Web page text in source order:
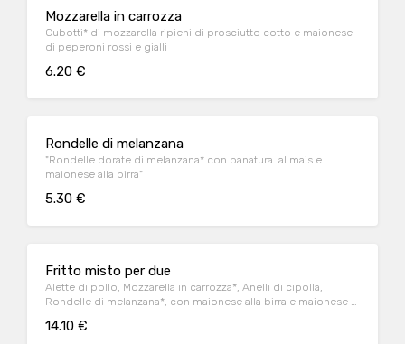
Mozzarella in carrozza
Cubotti* di mozzarella ripieni di prosciutto cotto e maionese
di peperoni rossi e gialli
6.20 €
Rondelle di melanzana
"Rondelle dorate di melanzana* con panatura al mais e
maionese alla birra"
5.30 €
Fritto misto per due
Alette di pollo, Mozzarella in carrozza*, Anelli di cipolla,
Rondelle di melanzana*, con maionese alla birra e maionese ai
14.10 €